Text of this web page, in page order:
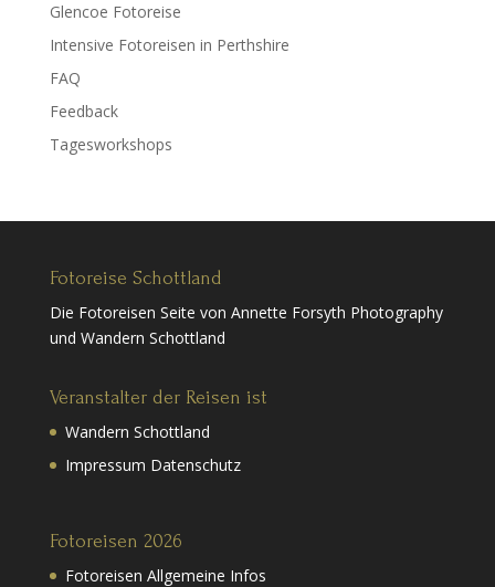
Glencoe Fotoreise
Intensive Fotoreisen in Perthshire
FAQ
Feedback
Tagesworkshops
Fotoreise Schottland
Die Fotoreisen Seite von Annette Forsyth Photography
und Wandern Schottland
Veranstalter der Reisen ist
Wandern Schottland
Impressum Datenschutz
Fotoreisen 2026
Fotoreisen Allgemeine Infos